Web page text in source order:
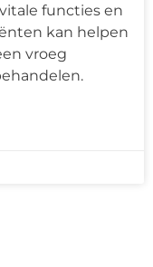
functies en
kan helpen
vroeg